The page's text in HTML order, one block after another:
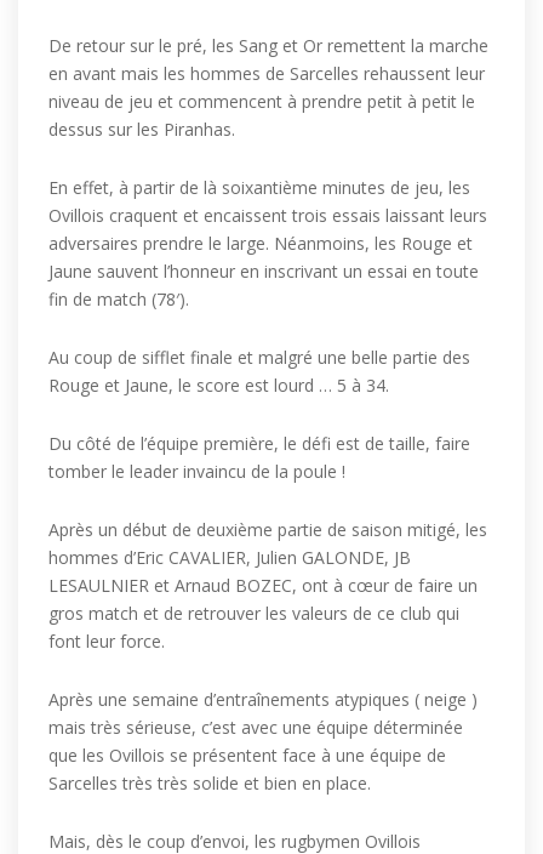
De retour sur le pré, les Sang et Or remettent la marche
en avant mais les hommes de Sarcelles rehaussent leur
niveau de jeu et commencent à prendre petit à petit le
dessus sur les Piranhas.
En effet, à partir de là soixantième minutes de jeu, les
Ovillois craquent et encaissent trois essais laissant leurs
adversaires prendre le large. Néanmoins, les Rouge et
Jaune sauvent l’honneur en inscrivant un essai en toute
fin de match (78′).
Au coup de sifflet finale et malgré une belle partie des
Rouge et Jaune, le score est lourd … 5 à 34.
Du côté de l’équipe première, le défi est de taille, faire
tomber le leader invaincu de la poule !
Après un début de deuxième partie de saison mitigé, les
hommes d’Eric CAVALIER, Julien GALONDE, JB
LESAULNIER et Arnaud BOZEC, ont à cœur de faire un
gros match et de retrouver les valeurs de ce club qui
font leur force.
Après une semaine d’entraînements atypiques ( neige )
mais très sérieuse, c’est avec une équipe déterminée
que les Ovillois se présentent face à une équipe de
Sarcelles très très solide et bien en place.
Mais, dès le coup d’envoi, les rugbymen Ovillois